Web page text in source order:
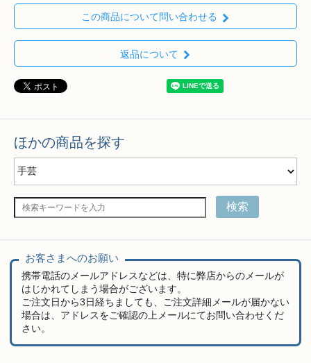
この商品について問い合わせる
返品について
ほかの商品を探す
検索
お客さまへのお願い
携帯電話のメールアドレスなどは、特に弊店からのメールが
はじかれてしまう場合がございます。
ご注文日から3日経ちましても、ご注文詳細メールが届かない
場合は、アドレスをご確認の上メールにてお問い合わせくだ
さい。